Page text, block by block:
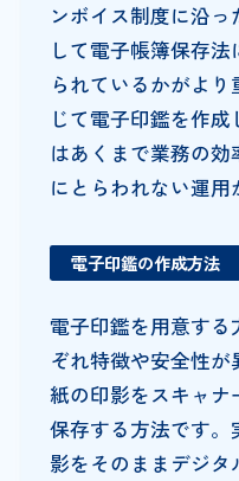
ンボイス制度に沿
して電子帳簿保存
られているかがよ
じて電子印鑑を作
はあくまで業務の
にとらわれない運用
電子印鑑の作成方法
電子印鑑を用意す
ぞれ特徴や安全性が
紙の印影をスキャナ
保存する方法です。
影をそのままデジ